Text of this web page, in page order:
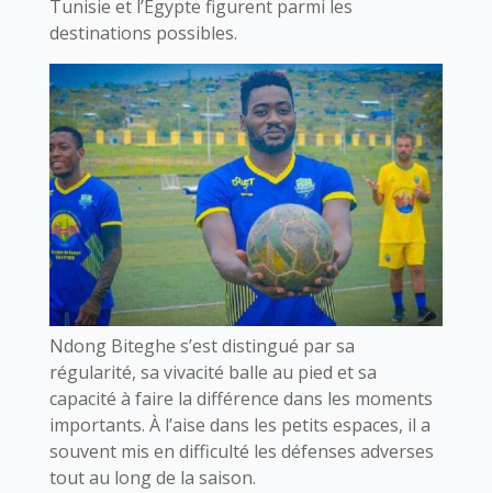
Tunisie et l’Égypte figurent parmi les
destinations possibles.
Ndong Biteghe s’est distingué par sa
régularité, sa vivacité balle au pied et sa
capacité à faire la différence dans les moments
importants. À l’aise dans les petits espaces, il a
souvent mis en difficulté les défenses adverses
tout au long de la saison.